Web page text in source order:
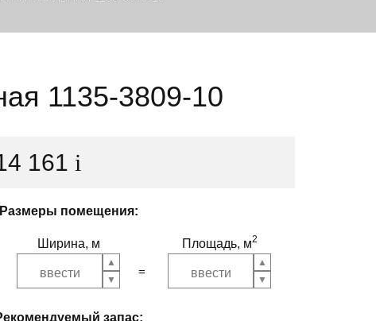
1135-3809-10
161 i
Размеры помещения:
Ширина, м Площадь, м2
запас: